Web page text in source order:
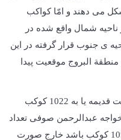
می دهند و امّا کواکب
بعضی این صور در ناحیه شمال واقع شده در
این صور در ناحیه ی جنوب قرار گرفته در این
صور در نفس منطقة البروج موقعیت پیدا
و امّا تعداد کواکبی که داخل صور قرار می گیرد عددشان به 1025 کوکب می رسد نزد اهل هیئت قدیمه یا به 1022 کوکب
امّا نزد خواجه عبدالرحمن صوفی تعداد
این کواکب به 917 کوکب می رسد که در منطقة البروج داخل صور قرار دارند و باقیمانده که 105 کوکب باشد خارج صورت